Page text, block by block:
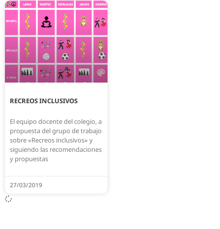
RECREOS INCLUSIVOS
El equipo docente del colegio, a
propuesta del grupo de trabajo
sobre «Recreos inclusivos» y
siguiendo las recomendaciones
y propuestas
27/03/2019